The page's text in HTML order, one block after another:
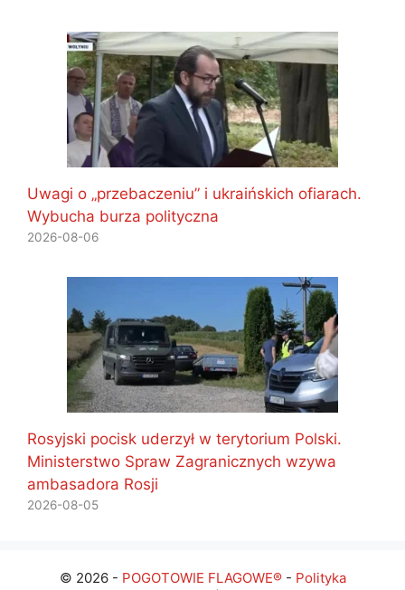
Uwagi o „przebaczeniu” i ukraińskich ofiarach.
Wybucha burza polityczna
2026-08-06
Rosyjski pocisk uderzył w terytorium Polski.
Ministerstwo Spraw Zagranicznych wzywa
ambasadora Rosji
2026-08-05
© 2026 - POGOTOWIE FLAGOWE®- Polityka